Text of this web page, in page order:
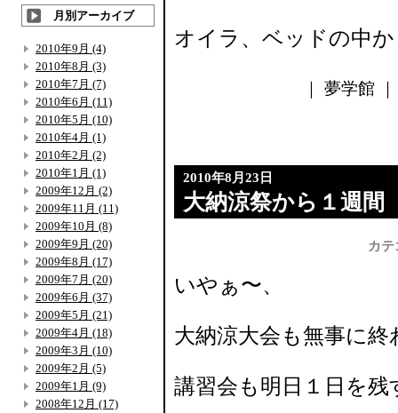
オイラ、ベッドの中
｜ 夢学館
2010年8月23日
大納涼祭から１週間
カテ
いやぁ〜、
大納涼大会も無事に終
講習会も明日１日を残
月別アーカイブ
2010年9月 (4)
2010年8月 (3)
2010年7月 (7)
2010年6月 (11)
2010年5月 (10)
2010年4月 (1)
2010年2月 (2)
2010年1月 (1)
2009年12月 (2)
2009年11月 (11)
2009年10月 (8)
2009年9月 (20)
2009年8月 (17)
2009年7月 (20)
2009年6月 (37)
2009年5月 (21)
2009年4月 (18)
2009年3月 (10)
2009年2月 (5)
2009年1月 (9)
2008年12月 (17)